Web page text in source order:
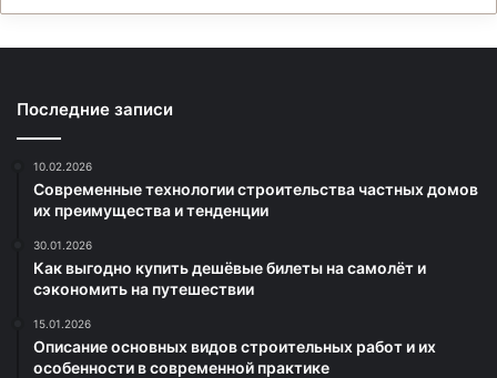
Последние записи
10.02.2026
Современные технологии строительства частных домов
их преимущества и тенденции
30.01.2026
Как выгодно купить дешёвые билеты на самолёт и
сэкономить на путешествии
15.01.2026
Описание основных видов строительных работ и их
особенности в современной практике